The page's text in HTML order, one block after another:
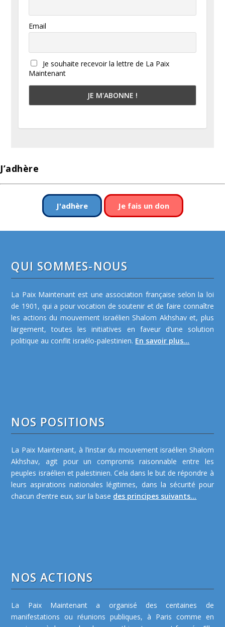
Email
Je souhaite recevoir la lettre de La Paix
Maintenant
J’adhère
J'adhère Je fais un don
QUI SOMMES-NOUS
La Paix Maintenant est une association française selon la loi
de 1901, qui a pour vocation de soutenir et de faire connaître
les actions du mouvement israélien Shalom Akhshav et, plus
largement, toutes les initiatives en faveur d’une solution
politique au conflit israélo-palestinien. En savoir plus...
NOS POSITIONS
La Paix Maintenant, à l’instar du mouvement israélien Shalom
Akhshav, agit pour un compromis raisonnable entre les
peuples israélien et palestinien. Cela dans le but de répondre à
leurs aspirations nationales légitimes, dans la sécurité pour
chacun d’entre eux, sur la base des principes suivants...
NOS ACTIONS
La Paix Maintenant a organisé des centaines de
manifestations ou réunions publiques, à Paris comme en